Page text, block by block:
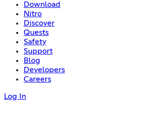
Download
Nitro
Discover
Quests
Safety
Support
Blog
Developers
Careers
Log In